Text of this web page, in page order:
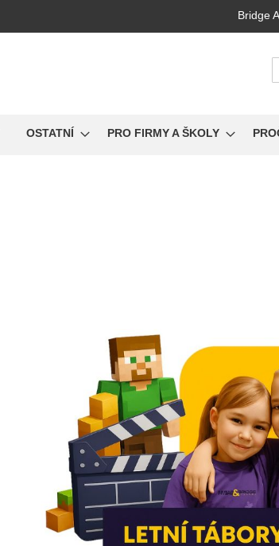
Bridge
OSTATNÍ PRO FIRMY A ŠKOLY